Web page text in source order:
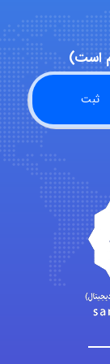
A.balandeh
fatima
است)